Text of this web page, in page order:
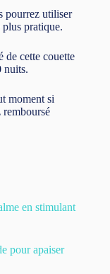
pourrez utiliser
pratique.
de cette couette
nuits.
moment si
remboursé
en stimulant
pour apaiser